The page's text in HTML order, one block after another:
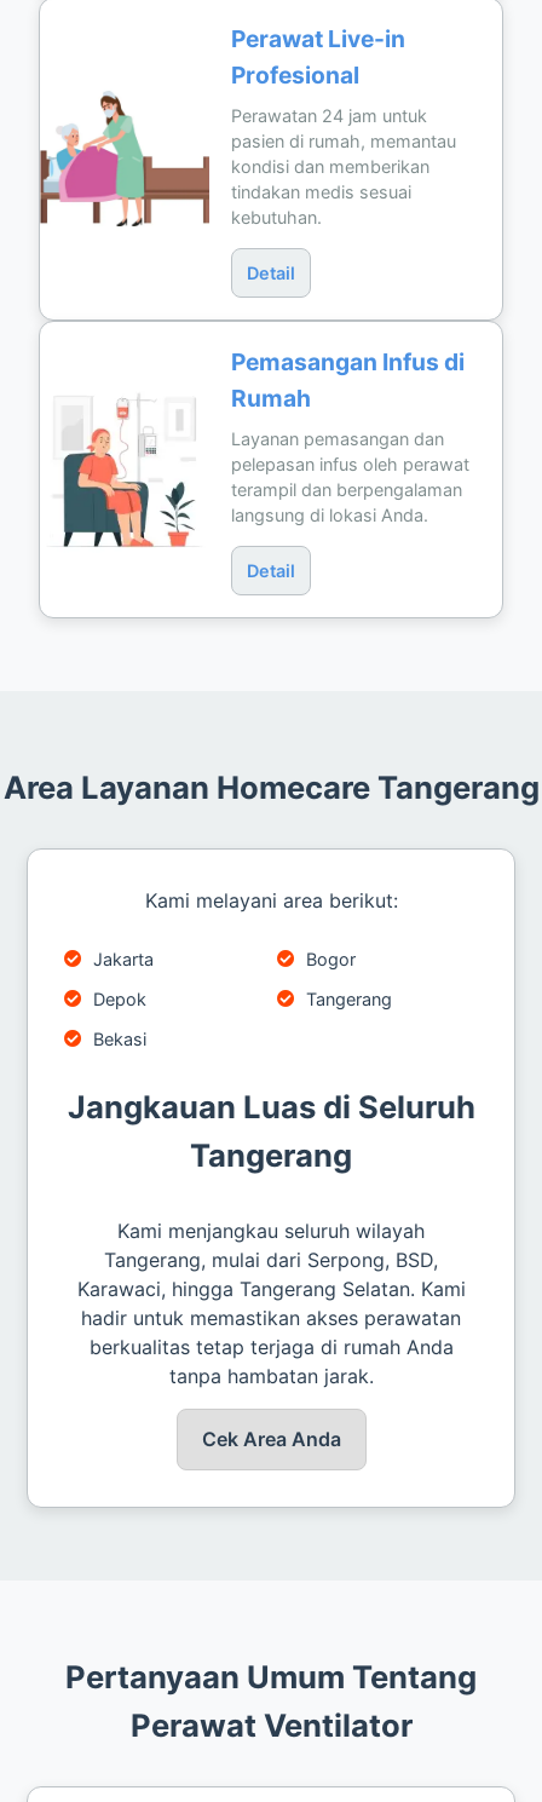
Perawat Live-in
Profesional
Perawatan 24 jam untuk
pasien di rumah, memantau
kondisi dan memberikan
tindakan medis sesuai
kebutuhan.
Detail
Pemasangan Infus di
Rumah
Layanan pemasangan dan
pelepasan infus oleh perawat
terampil dan berpengalaman
langsung di lokasi Anda.
Detail
Area Layanan Homecare Tangerang
Kami melayani area berikut:
Jakarta
Bogor
Depok
Tangerang
Bekasi
Jangkauan Luas di Seluruh
Tangerang
Kami menjangkau seluruh wilayah
Tangerang, mulai dari Serpong, BSD,
Karawaci, hingga Tangerang Selatan. Kami
hadir untuk memastikan akses perawatan
berkualitas tetap terjaga di rumah Anda
tanpa hambatan jarak.
Cek Area Anda
Pertanyaan Umum Tentang
Perawat Ventilator